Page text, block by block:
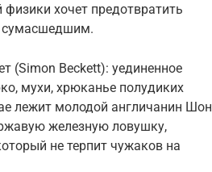
хочет предотвратить
сумасшедшим.
(Simon Beckett): уединенное
мухи, хрюканье полудиких
лежит молодой англичанин Шон
железную ловушку,
не терпит чужаков на